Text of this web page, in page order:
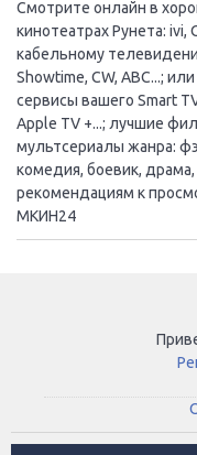
Смотрите онлайн в
кинотеатрах Рунета: ivi,
кабельному
Showtime, CW, ABC...;
сервисы вашего Smart
Apple TV +...; лучшие
мультсериалы жанра:
комедия, боевик,
рекомендациям к
МКИН24